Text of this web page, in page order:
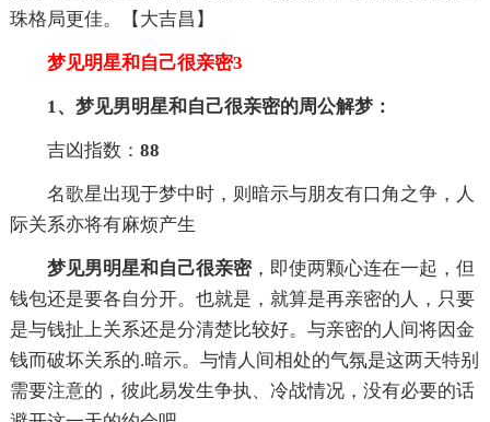
珠格局更佳。【大吉昌】
梦见明星和自己很亲密3
1、梦见男明星和自己很亲密的周公解梦：
吉凶指数： 88
名歌星出现于梦中时，则暗示与朋友有口角之争，人
际关系亦将有麻烦产生
梦见男明星和自己很亲密，即使两颗心连在一起，但
钱包还是要各自分开。也就是，就算是再亲密的人，只要
是与钱扯上关系还是分清楚比较好。与亲密的人间将因金
钱而破坏关系的.暗示。与情人间相处的气氛是这两天特别
需要注意的，彼此易发生争执、冷战情况，没有必要的话